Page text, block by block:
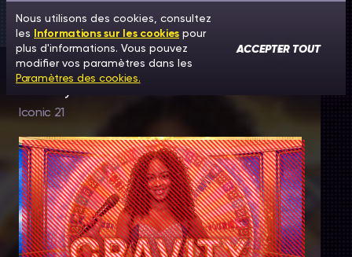
Gravity Wheel
Iconic 21
Nous utilisons des cookies, consultez
les Informations sur les cookies pour
plus d'informations. Vous pouvez
modifier vos paramètres dans les
Paramètres des cookies.
ACCEPTER TOUT